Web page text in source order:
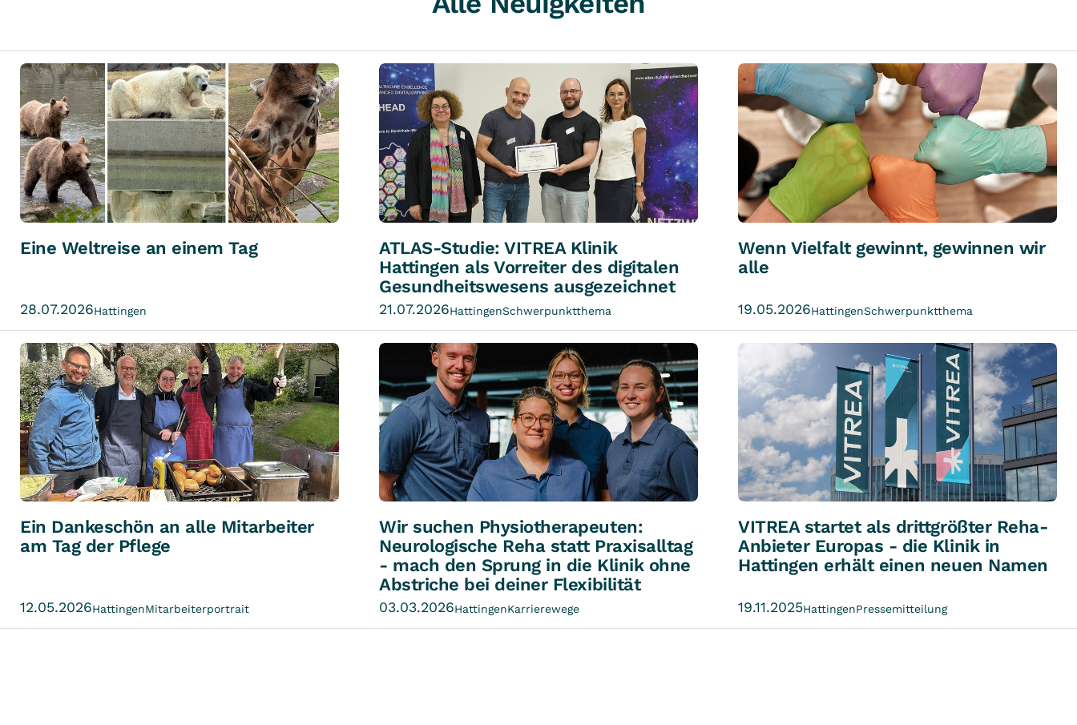
Eine Weltreise an einem Tag
28.07.2026Hattingen
ATLAS-Studie: VITREA Klinik
Hattingen als Vorreiter des digitalen
Gesundheitswesens ausgezeichnet
21.07.2026HattingenSchwerpunktthema
Wenn Vielfalt gewinnt, gewinnen wir
alle
19.05.2026HattingenSchwerpunktthema
Ein Dankeschön an alle Mitarbeiter
am Tag der Pflege
12.05.2026HattingenMitarbeiterportrait
Wir suchen Physiotherapeuten:
Neurologische Reha statt Praxisalltag
- mach den Sprung in die Klinik ohne
Abstriche bei deiner Flexibilität
03.03.2026HattingenKarrierewege
VITREA startet als drittgrößter Reha-
Anbieter Europas - die Klinik in
Hattingen erhält einen neuen Namen
19.11.2025HattingenPressemitteilung